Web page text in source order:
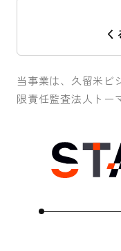
く
当事業は、久留米ビ
限責任監査法人トー